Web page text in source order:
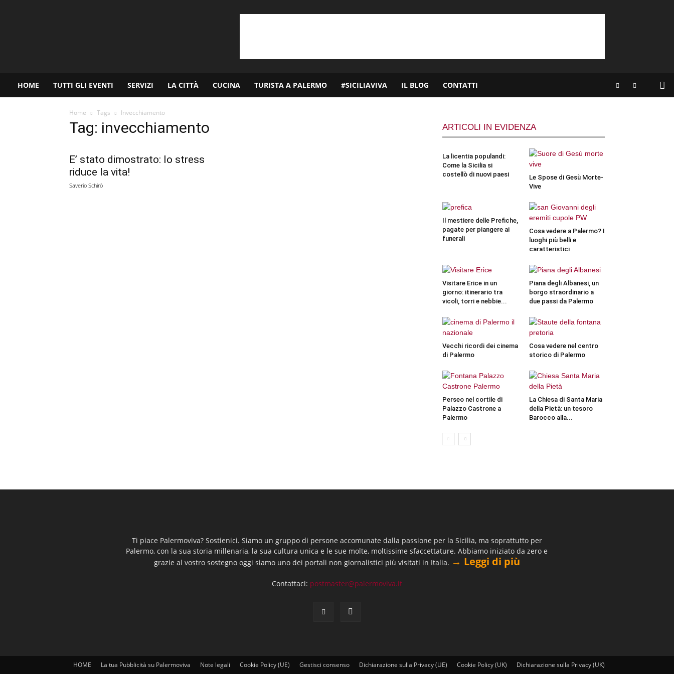
HOME TUTTI GLI EVENTI SERVIZI LA CITTÀ CUCINA TURISTA A PALERMO #SICILIAVIVA IL BLOG CONTATTI
Home Tags Invecchiamento
Tag: invecchiamento
E’ stato dimostrato: lo stress
riduce la vita!
Saverio Schirò
ARTICOLI IN EVIDENZA
La licentia populandi:
Come la Sicilia si
costellò di nuovi paesi
Le Spose di Gesù Morte-
Vive
Il mestiere delle Prefiche,
pagate per piangere ai
funerali
Cosa vedere a Palermo? I
luoghi più belli e
caratteristici
Visitare Erice in un
giorno: itinerario tra
vicoli, torri e nebbie...
Piana degli Albanesi, un
borgo straordinario a
due passi da Palermo
Vecchi ricordi dei cinema
di Palermo
Cosa vedere nel centro
storico di Palermo
Perseo nel cortile di
Palazzo Castrone a
Palermo
La Chiesa di Santa Maria
della Pietà: un tesoro
Barocco alla...
Ti piace Palermoviva? Sostienici. Siamo un gruppo di persone accomunate dalla passione per la Sicilia, ma soprattutto per
Palermo, con la sua storia millenaria, la sua cultura unica e le sue molte, moltissime sfaccettature. Abbiamo iniziato da zero e
grazie al vostro sostegno oggi siamo uno dei portali non giornalistici più visitati in Italia. → Leggi di più
Contattaci: postmaster@palermoviva.it
HOME La tua Pubblicità su Palermoviva Note legali Cookie Policy (UE) Gestisci consenso Dichiarazione sulla Privacy (UE) Cookie Policy (UK) Dichiarazione sulla Privacy (UK)